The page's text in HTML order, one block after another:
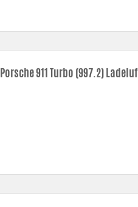
Porsche 911 Turbo (997.2)